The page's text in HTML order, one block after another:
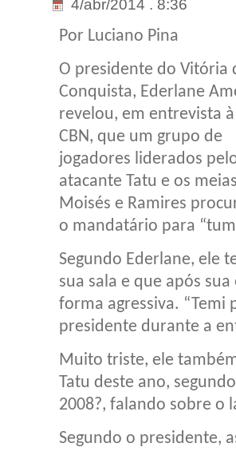
4/abr/2014 . 8:36
Por Luciano Pina
O presidente do Vitória
Conquista, Ederlane
revelou, em entrevista
CBN, que um grupo de
jogadores liderados
atacante Tatu e os
Moisés e Ramires
o mandatário para
Segundo Ederlane, ele
sua sala e que após
forma agressiva. “Temi
presidente durante a
Muito triste, ele
Tatu deste ano,
2008?, falando sobre o
Segundo o presidente,